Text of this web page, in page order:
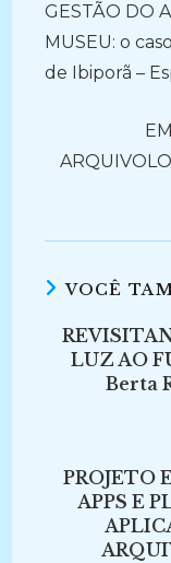
GESTÃO DO
MUSEU: o
de Ibiporã –
VOCÊ
LUZ AO
Berta
PROJETO
APPS E